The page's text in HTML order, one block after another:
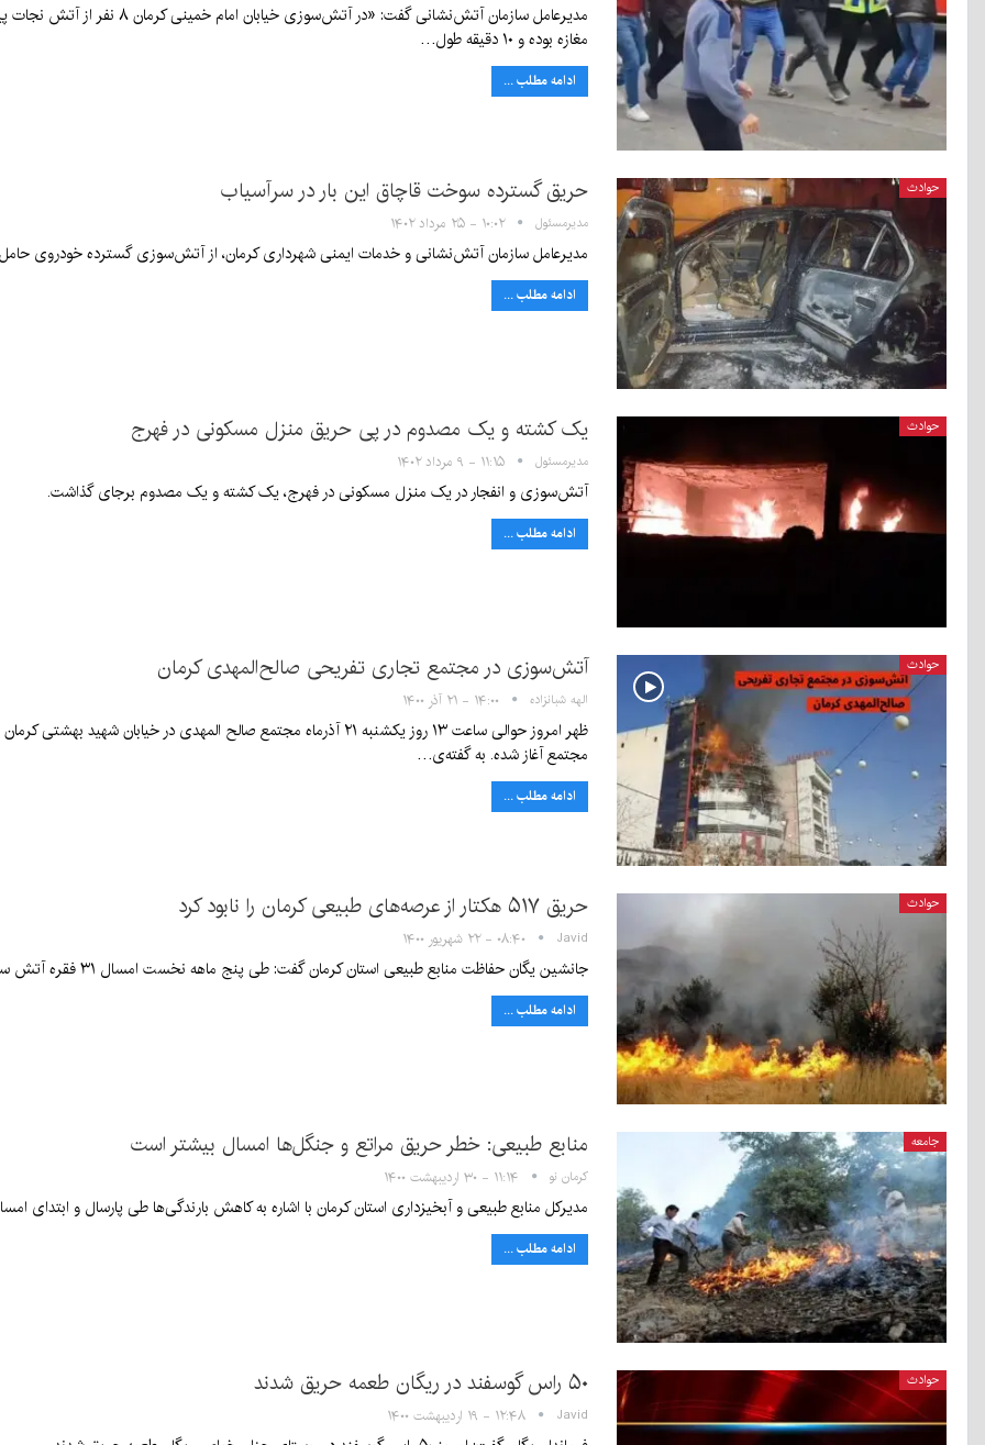
مدیرعامل سازمان آتش‌نشانی گفت:
مغازه بوده و ۱۰ دقیقه طول…
ادامه مطلب ...
حوادث حریق گسترده سوخت قاچاق این بار در سرآسیاب
مدیرمسئول ۱۰:۰۲ - ۲۵ مرداد ۱۴۰۲
مدیرعامل سازمان آتش‌نشانی و خدمات ایمنی شهرداری کرمان، از آتش‌سوزی گسترده خودروی
ادامه مطلب ...
حوادث یک کشته و یک مصدوم در پی حریق منزل مسکونی در فهرج
مدیرمسئول ۱۱:۱۵ - ۹ مرداد ۱۴۰۲
آتش‌سوزی و انفجار در یک منزل مسکونی در فهرج، یک کشته و یک مصدوم برجای گذاشت.
ادامه مطلب ...
حوادث آتش‌سوزی در مجتمع تجاری تفریحی صالح‌المهدی کرمان
الهه شبانزاده ۱۴:۰۰ - ۲۱ آذر ۱۴۰۰
ظهر امروز حوالی ساعت ۱۳ روز یکشنبه ۲۱ آذرماه مجتمع صالح المهدی
مجتمع آغاز شده. به گفته‌ی…
ادامه مطلب ...
حوادث حریق ۵۱۷ هکتار از عرصه‌های طبیعی کرمان را نابود کرد
Javid ۰۸:۴۰ - ۲۲ شهریور ۱۴۰۰
جانشین یگان حفاظت منابع طبیعی استان کرمان گفت: طی پنج ماهه نخست امسال ۳۱ فقره آتش سوزی به مساحت ۵۱۷ هکتار درعرصه‌های منابع طبیعی استان رخ داده است.
ادامه مطلب ...
جامعه منابع طبیعی: خطر حریق مراتع و جنگل‌ها امسال بیشتر است
کرمان نو ۱۱:۱۴ - ۳۰ اردیبهشت ۱۴۰۰
مدیرکل منابع طبیعی و آبخیزداری استان کرمان با اشاره به کاهش بارندگی‌ها طی پارسال و
ادامه مطلب ...
حوادث ۵۰ راس گوسفند در ریگان طعمه حریق شدند
Javid ۱۲:۴۸ - ۱۹ اردیبهشت ۱۴۰۰